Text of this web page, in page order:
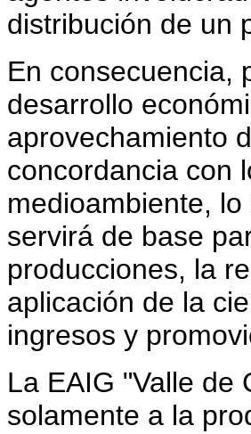
distribución de un
En consecuencia,
desarrollo
aprovechamiento
concordancia con
medioambiente,
servirá de base
producciones, la
aplicación de la
ingresos y
La EAIG "Valle de
solamente a la